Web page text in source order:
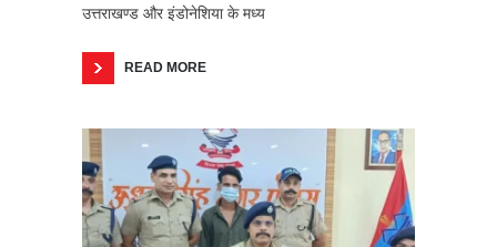
उत्तराखण्ड और इंडोनेशिया के मध्य
READ MORE